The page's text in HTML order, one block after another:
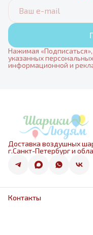
Нажимая
указанных
информационной и
Доставка воздушных
г.Санкт-Петербург и
Контакты